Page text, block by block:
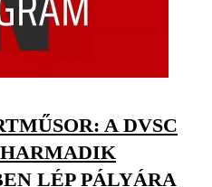
A DVSC
LÉP PÁLYÁRA